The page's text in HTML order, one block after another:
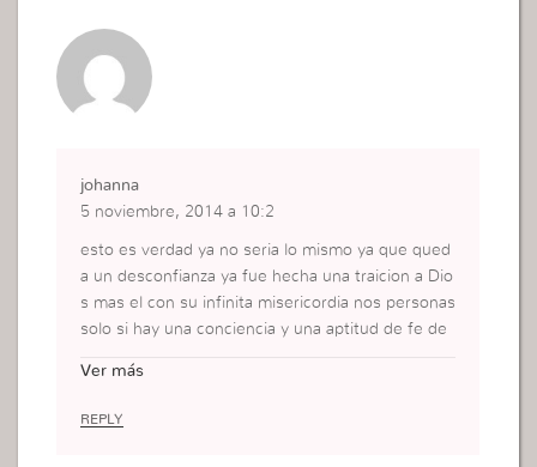
johanna
5 noviembre, 2014 a 10:2
esto es verdad ya no seria lo mismo ya que qued
a un desconfianza ya fue hecha una traicion a Dio
s mas el con su infinita misericordia nos personas
solo si hay una conciencia y una aptitud de fe de
Ver más
REPLY